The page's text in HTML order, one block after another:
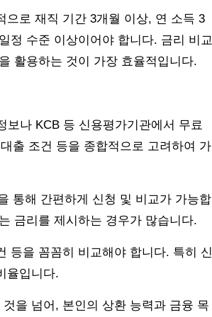
으로 재직 기간 3개월 이상, 연 소득 3
정 수준 이상이어야 합니다. 금리 비교
활용하는 것이 가장 효율적입니다.
보나 KCB 등 신용평가기관에서 무료
출 조건 등을 종합적으로 고려하여 가
통해 간편하게 신청 및 비교가 가능합
금리를 제시하는 경우가 많습니다.
등을 꼼꼼히 비교해야 합니다. 특히 신
율입니다.
을 넘어, 본인의 상환 능력과 금융 목